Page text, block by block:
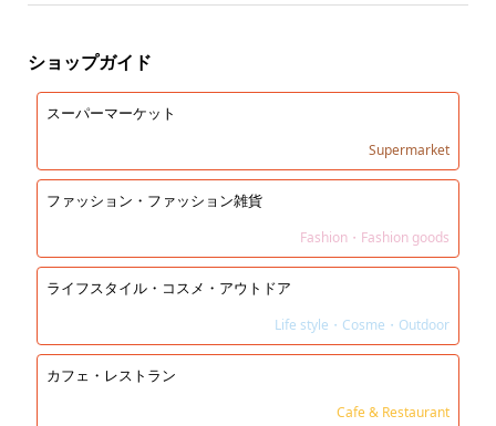
ショップガイド
スーパーマーケット
Supermarket
ファッション・ファッション雑貨
Fashion・Fashion goods
ライフスタイル・コスメ・アウトドア
Life style・Cosme・Outdoor
カフェ・レストラン
Cafe & Restaurant